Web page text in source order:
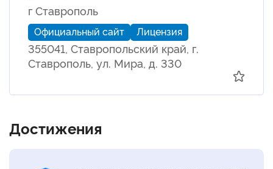
г Ставрополь
Официальный сайт Лицензия
355041, Ставропольский край, г.
Ставрополь, ул. Мира, д. 330
Достижения